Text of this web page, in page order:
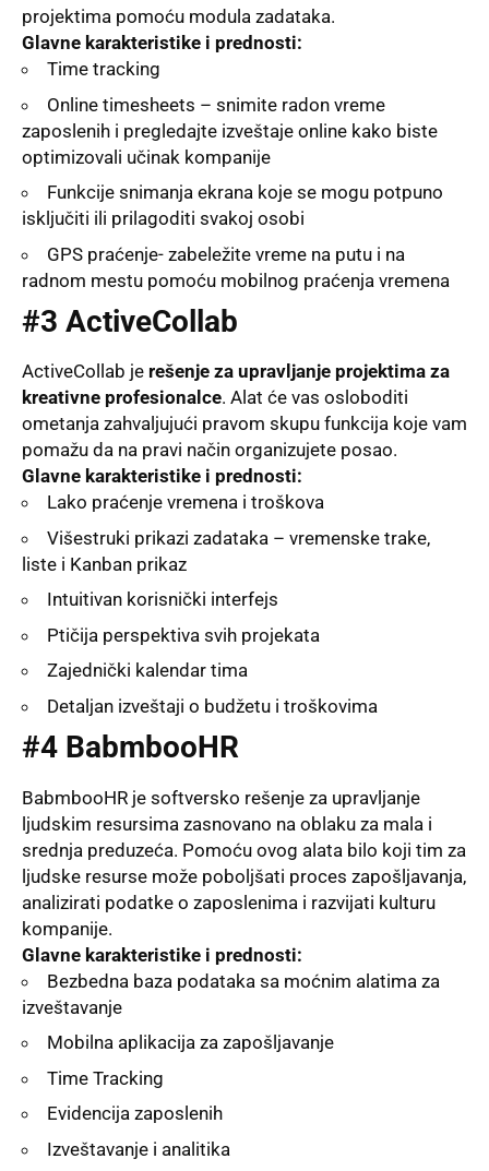
projektima pomoću modula zadataka.
Glavne karakteristike i prednosti:
Time tracking
Online timesheets – snimite radon vreme
zaposlenih i pregledajte izveštaje online kako biste
optimizovali učinak kompanije
Funkcije snimanja ekrana koje se mogu potpuno
isključiti ili prilagoditi svakoj osobi
GPS praćenje- zabeležite vreme na putu i na
radnom mestu pomoću mobilnog praćenja vremena
#3 ActiveCollab
ActiveCollab je rešenje za upravljanje projektima za
kreativne profesionalce. Alat će vas osloboditi
ometanja zahvaljujući pravom skupu funkcija koje vam
pomažu da na pravi način organizujete posao.
Glavne karakteristike i prednosti:
Lako praćenje vremena i troškova
Višestruki prikazi zadataka – vremenske trake,
liste i Kanban prikaz
Intuitivan korisnički interfejs
Ptičija perspektiva svih projekata
Zajednički kalendar tima
Detaljan izveštaji o budžetu i troškovima
#4 BabmbooHR
BabmbooHR je softversko rešenje za upravljanje
ljudskim resursima zasnovano na oblaku za mala i
srednja preduzeća. Pomoću ovog alata bilo koji tim za
ljudske resurse može poboljšati proces zapošljavanja,
analizirati podatke o zaposlenima i razvijati kulturu
kompanije.
Glavne karakteristike i prednosti:
Bezbedna baza podataka sa moćnim alatima za
izveštavanje
Mobilna aplikacija za zapošljavanje
Time Tracking
Evidencija zaposlenih
Izveštavanje i analitika